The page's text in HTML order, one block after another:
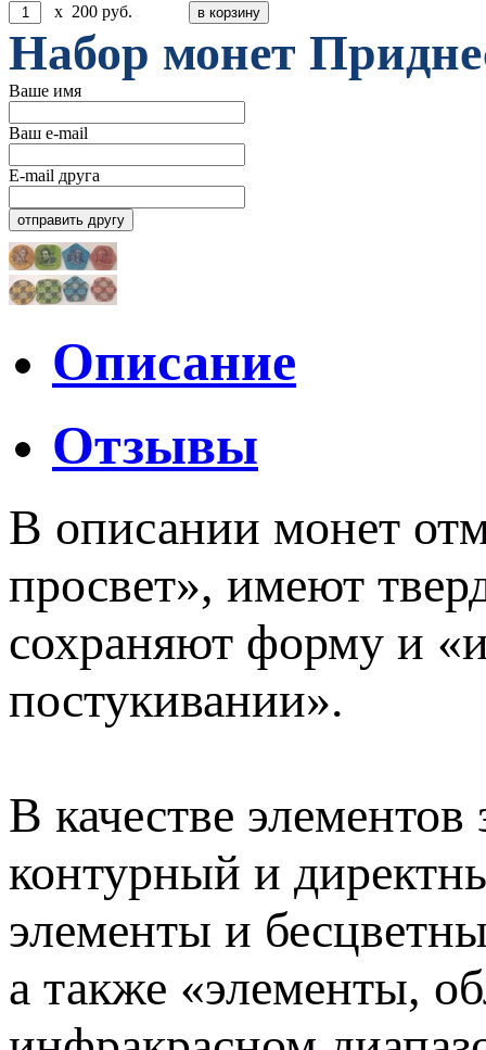
x 200 руб.
Набор монет
Ваше имя
Ваш e-mail
E-mail друга
Описание
Отзывы
В описании монет
просвет», имеют
сохраняют форму и
постукивании».
В качестве
контурный и
элементы и
а также «элементы,